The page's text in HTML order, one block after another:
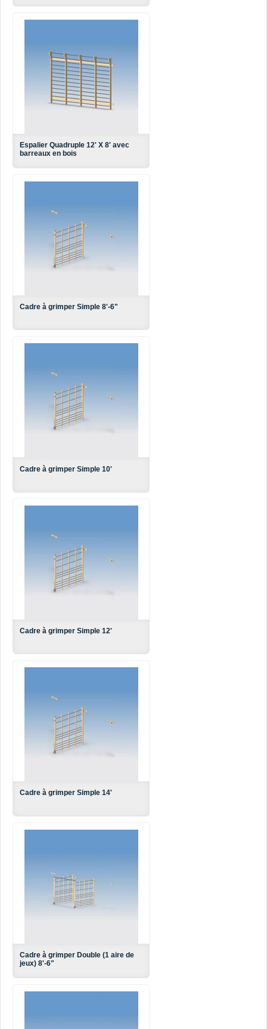
Espalier Quadruple 12' X 8' avec
barreaux en bois
Cadre à grimper Simple 8'-6"
Cadre à grimper Simple 10'
Cadre à grimper Simple 12'
Cadre à grimper Simple 14'
Cadre à grimper Double (1 aire de
jeux) 8'-6"